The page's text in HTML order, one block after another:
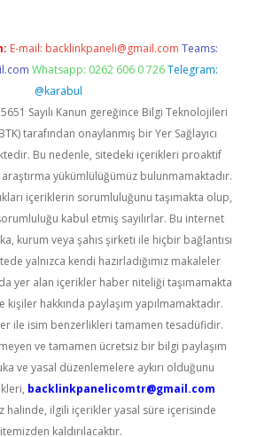
E-mail: backlinkpaneli@gmail.com Teams:
Whatsapp: 0262 606 0 726 Telegram:
@karabul
Sayılı Kanun gereğince Bilgi Teknolojileri
tarafından onaylanmış bir Yer Sağlayıcı
Bu nedenle, sitedeki içerikleri proaktif
yükümlülüğümüz bulunmamaktadır.
içeriklerin sorumluluğunu taşımakta olup,
kabul etmiş sayılırlar. Bu internet
kurum veya şahıs şirketi ile hiçbir bağlantısı
yalnızca kendi hazırladığımız makaleler
yer alan içerikler haber niteliği taşımamakta
hakkında paylaşım yapılmamaktadır.
ile isim benzerlikleri tamamen tesadüfidir.
ve tamamen ücretsiz bir bilgi paylaşım
ve yasal düzenlemelere aykırı olduğunu
backlinkpanelicomtr@gmail.com
halinde, ilgili içerikler yasal süre içerisinde
kaldırılacaktır.